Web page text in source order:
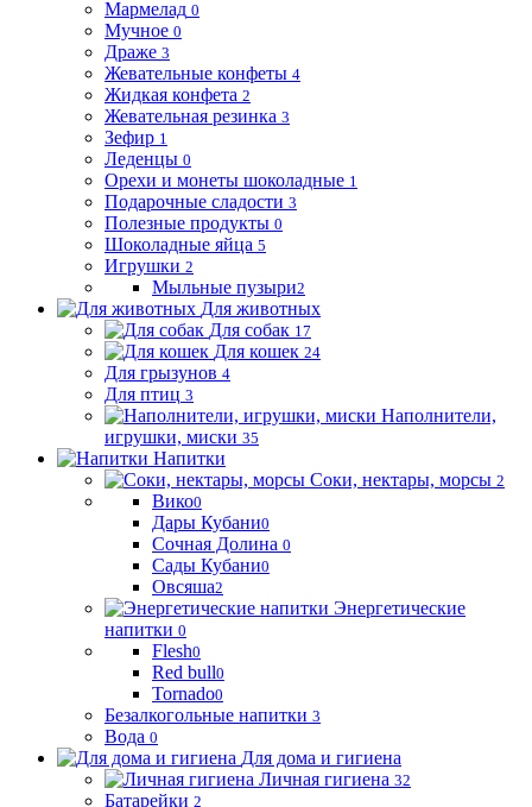
Мармелад 0
Мучное 0
Драже 3
Жевательные конфеты 4
Жидкая конфета 2
Жевательная резинка 3
Зефир 1
Леденцы 0
Орехи и монеты шоколадные 1
Подарочные сладости 3
Полезные продукты 0
Шоколадные яйца 5
Игрушки 2
Мыльные пузыри2
Для животных
Для собак 17
Для кошек 24
Для грызунов 4
Для птиц 3
Наполнители,
игрушки, миски 35
Напитки
Соки, нектары, морсы 2
Вико0
Дары Кубани0
Сочная Долина 0
Сады Кубани0
Овсяша2
Энергетические
напитки 0
Flesh0
Red bull0
Tornado0
Безалкогольные напитки 3
Вода 0
Для дома и гигиена
Личная гигиена 32
Батарейки 2